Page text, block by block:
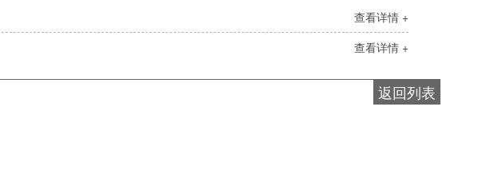
查看详情 +
查看详情 +
返回列表